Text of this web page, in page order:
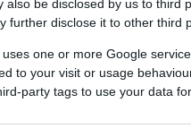
also be disclosed by us to third
further disclose it to other third
one or more Google
to your visit or usage
party tags to use your data
des données utilisées
de données
qui fournissent des
à des données